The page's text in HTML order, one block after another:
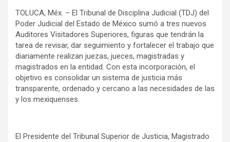
TOLUCA, Méx. – El Tribunal de Disciplina Judicial (TDJ) del
Poder Judicial del Estado de México sumó a tres nuevos
Auditores Visitadores Superiores, figuras que tendrán la
tarea de revisar, dar seguimiento y fortalecer el trabajo que
diariamente realizan juezas, jueces, magistradas y
magistrados en la entidad. Con esta incorporación, el
objetivo es consolidar un sistema de justicia más
transparente, ordenado y cercano a las necesidades de las
y los mexiquenses.
El Presidente del Tribunal Superior de Justicia, Magistrado